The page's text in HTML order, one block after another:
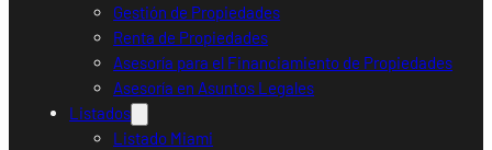
Gestión de Propiedades
Renta de Propiedades
Asesoría para el Financiamiento de Propiedades
Asesoría en Asuntos Legales
Listados
Listado Miami